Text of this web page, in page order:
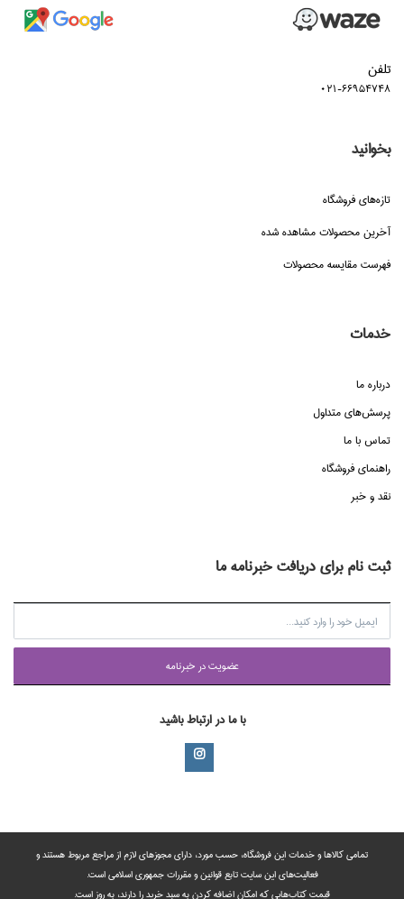
تلفن
021-66954748
بخوانید
تازه‌هاي فروشگاه
آخرین محصولات مشاهده شده
فهرست مقایسه محصولات
خدمات
درباره ما
پرسش‌هاي متداول
تماس با ما
راهنماي فروشگاه
نقد و خبر
ثبت نام برای دریافت خبرنامه ما
عضويت در خبرنامه
با ما در ارتباط باشید
تمامی‌ کالاها و خدمات این فروشگاه، حسب مورد،‌ دارای مجوزهای لازم از مراجع مربوط هستند ‌و‌‌
فعالیت‌های این سایت تابع قوانین و مقررات جمهوری اسلامی است.
قیمت کتاب‌هایی که امکان اضافه کردن به سبد خرید را دارند،‌ به روز است.